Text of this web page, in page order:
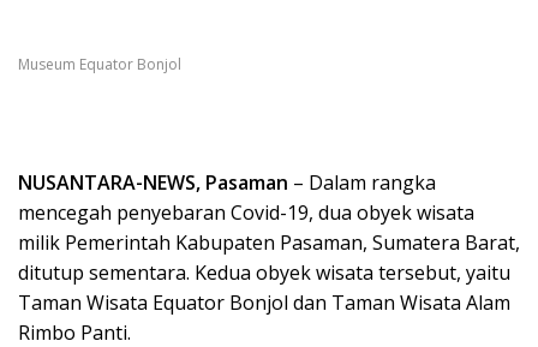
Museum Equator Bonjol
NUSANTARA-NEWS, Pasaman – Dalam rangka
mencegah penyebaran Covid-19, dua obyek wisata
milik Pemerintah Kabupaten Pasaman, Sumatera Barat,
ditutup sementara. Kedua obyek wisata tersebut, yaitu
Taman Wisata Equator Bonjol dan Taman Wisata Alam
Rimbo Panti.